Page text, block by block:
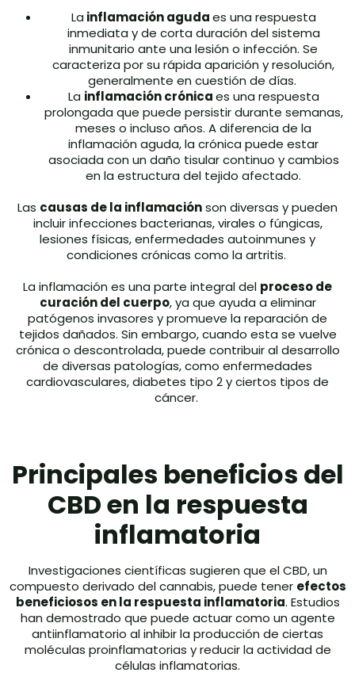
La inflamación agudaes una respuesta
inmediata y de corta duración del sistema
inmunitario ante una lesión o infección. Se
caracteriza por su rápida aparición y resolución,
generalmente en cuestión de días.
La inflamación crónicaes una respuesta
prolongada que puede persistir durante semanas,
meses o incluso años. A diferencia de la
inflamación aguda, la crónica puede estar
asociada con un daño tisular continuo y cambios
en la estructura del tejido afectado.
Las causas de la inflamaciónson diversas y pueden
incluir infecciones bacterianas, virales o fúngicas,
lesiones físicas, enfermedades autoinmunes y
condiciones crónicas como la artritis.
La inflamación es una parte integral del proceso de
curación del cuerpo, ya que ayuda a eliminar
patógenos invasores y promueve la reparación de
tejidos dañados. Sin embargo, cuando esta se vuelve
crónica o descontrolada, puede contribuir al desarrollo
de diversas patologías, como enfermedades
cardiovasculares, diabetes tipo 2 y ciertos tipos de
cáncer.
Principales beneficios del
CBD en la respuesta
inflamatoria
Investigaciones científicas sugieren que el CBD, un
compuesto derivado del cannabis, puede tener efectos
beneficiosos en la respuesta inflamatoria. Estudios
han demostrado que puede actuar como un agente
antiinflamatorio al inhibir la producción de ciertas
moléculas proinflamatorias y reducir la actividad de
células inflamatorias.